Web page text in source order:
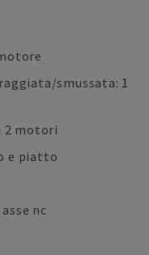
smussata: 1
2 motori
e piatto
nc